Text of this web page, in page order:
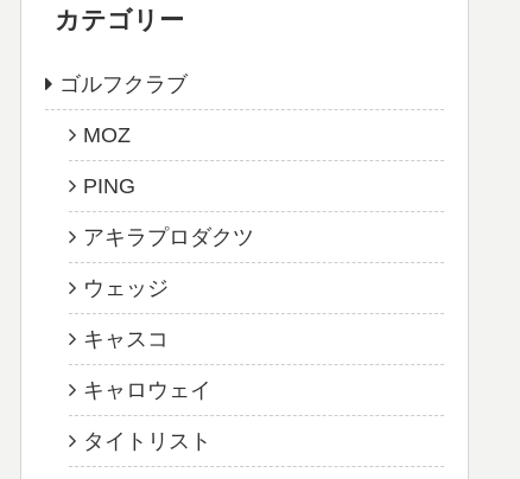
カテゴリー
ゴルフクラブ
MOZ
PING
アキラプロダクツ
ウェッジ
キャスコ
キャロウェイ
タイトリスト